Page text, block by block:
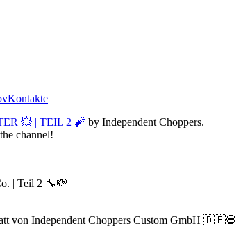
vKontakte
💥 | TEIL 2 🧨 by Independent Choppers.
channel!
| Teil 2 🔧💸
von Independent Choppers Custom GmbH 🇩🇪💀